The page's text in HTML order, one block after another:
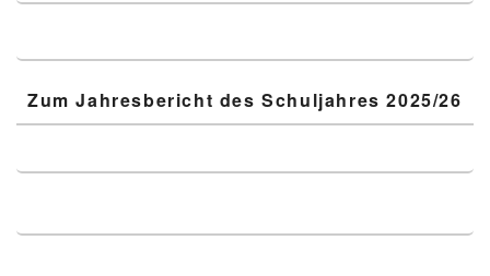
Zum Jahresbericht des Schuljahres 2025/26